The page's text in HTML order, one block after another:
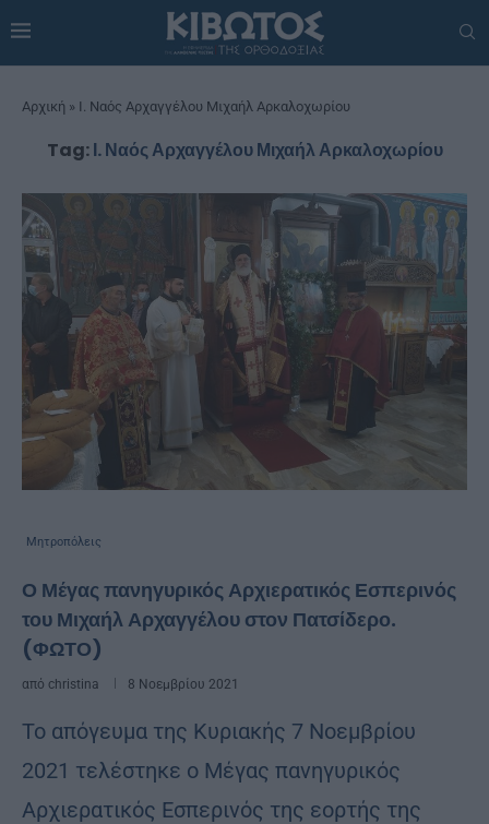
Αρχική » Ι. Ναός Αρχαγγέλου Μιχαήλ Αρκαλοχωρίου
Tag:Ι. Ναός Αρχαγγέλου Μιχαήλ Αρκαλοχωρίου
Μητροπόλεις
Ο Μέγας πανηγυρικός Αρχιερατικός Εσπερινός
του Μιχαήλ Αρχαγγέλου στον Πατσίδερο.
(ΦΩΤΟ)
από christina 8 Νοεμβρίου 2021
Το απόγευμα της Kυριακής 7 Νοεμβρίου
2021 τελέστηκε ο Μέγας πανηγυρικός
Αρχιερατικός Εσπερινός της εορτής της